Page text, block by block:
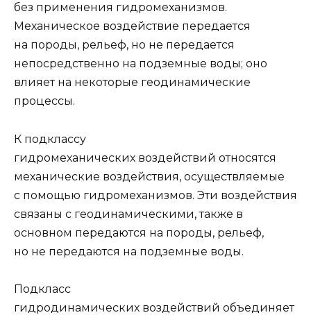
без применения гид­ромеханизмов.
Механическое воздействие передается
на породы, рельеф, но не передается
непосредственно на подземные воды; оно
влияет на некоторые геоди­намические
процессы.
К подклассу
гидромеханических воздействий относятся
механические воз­действия, осуществляемые
с помощью гидромеханизмов. Эти воздействия
связа­ны с геодинамическими, также в
основном передаются на породы, рельеф,
но не передаются на подземные воды.
Подкласс
гидродинамических воздействий объединяет